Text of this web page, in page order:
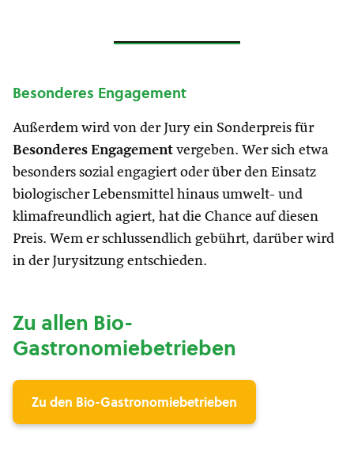
Besonderes Engagement
Außerdem wird von der Jury ein Sonderpreis für
Besonderes Engagement vergeben. Wer sich etwa
besonders sozial engagiert oder über den Einsatz
biologischer Lebensmittel hinaus umwelt- und
klimafreundlich agiert, hat die Chance auf diesen
Preis. Wem er schlussendlich gebührt, darüber wird
in der Jurysitzung entschieden.
Zu allen Bio-
Gastronomiebetrieben
Zu den Bio-Gastronomiebetrieben